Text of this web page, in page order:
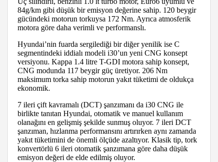
84g/km gibi düşük bir emisyon değerine sahip. 120 beygir
gücündeki motorun torkuysa 172 Nm. Ayrıca atmosferik
motora göre daha verimli ve performanslı.
Hyundai’nin fuarda sergilediği bir diğer yenilik ise C
segmentindeki iddialı modeli i30’un yeni CNG konsept
versiyonu. Kappa 1.4 litre T-GDI motora sahip konsept,
CNG modunda 117 beygir güç üretiyor. 206 Nm
maksimum torka sahip motorun yakıt tüketimi de oldukça
ekonomik.
7 ileri çift kavramalı (DCT) şanzımanı da i30 CNG ile
birlikte tanıtan Hyundai, otomatik ve manuel kullanım
olanağını en gelişmiş şekilde sunmuş oluyor. 7 ileri DCT
şanzıman, hızlanma performansını artırırken aynı zamanda
yakıt tüketimini de önemli ölçüde azaltıyor. Klasik tip, tork
konvertörlü 6 ileri otomatik şanzımana göre daha düşük
emisyon değeri de elde edilmiş oluyor.